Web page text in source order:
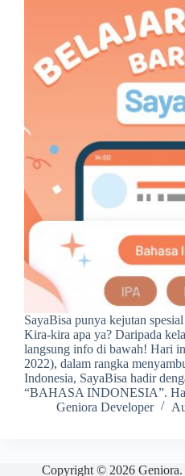
SayaBisa punya kejutan
Kira-kira apa ya? Daripada
langsung info di bawah! Hari
2022), dalam rangka
Indonesia, SayaBisa hadir
“BAHASA INDONESIA”.
Geniora Developer
Copyright © 2026